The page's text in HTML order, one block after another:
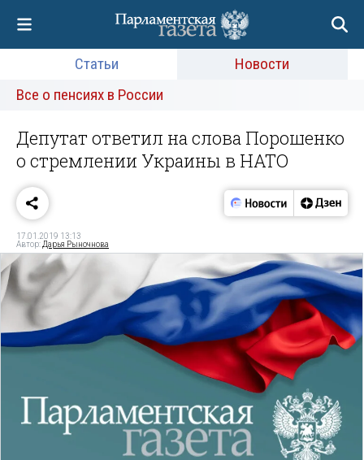
Статьи
Новости
Все о пенсиях в России
Депутат ответил на слова Порошенко
о стремлении Украины в НАТО
17.01.2019 13:13
Автор: Дарья Рыночнова